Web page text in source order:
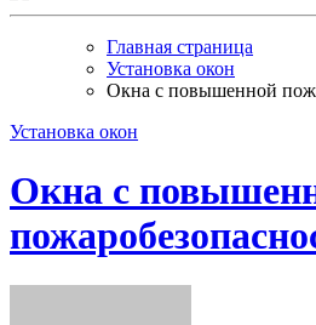
Главная страница
Установка окон
Окна с повышенной
Установка окон
Окна с